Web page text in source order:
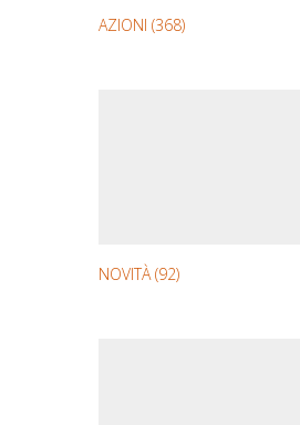
AZIONI (368)
NOVITÀ(92)